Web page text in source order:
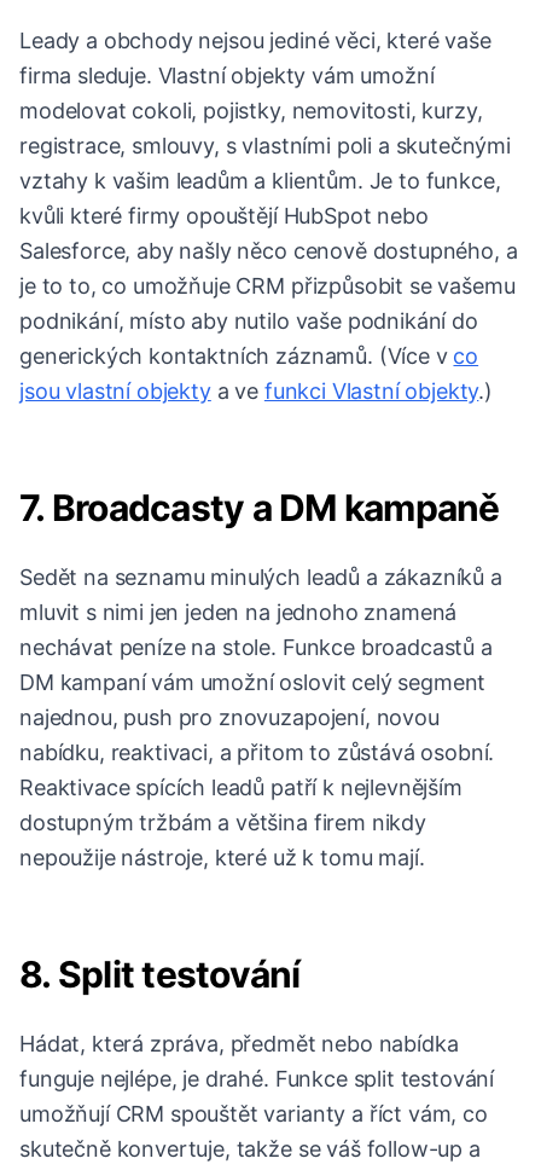
Leady a obchody nejsou jediné věci, které vaše
firma sleduje. Vlastní objekty vám umožní
modelovat cokoli, pojistky, nemovitosti, kurzy,
registrace, smlouvy, s vlastními poli a skutečnými
vztahy k vašim leadům a klientům. Je to funkce,
kvůli které firmy opouštějí HubSpot nebo
Salesforce, aby našly něco cenově dostupného, a
je to to, co umožňuje CRM přizpůsobit se vašemu
podnikání, místo aby nutilo vaše podnikání do
generických kontaktních záznamů. (Více v co
jsou vlastní objektya ve funkci Vlastní objekty.)
7. Broadcasty a DM kampaně
Sedět na seznamu minulých leadů a zákazníků a
mluvit s nimi jen jeden na jednoho znamená
nechávat peníze na stole. Funkce broadcastů a
DM kampaní vám umožní oslovit celý segment
najednou, push pro znovuzapojení, novou
nabídku, reaktivaci, a přitom to zůstává osobní.
Reaktivace spících leadů patří k nejlevnějším
dostupným tržbám a většina firem nikdy
nepoužije nástroje, které už k tomu mají.
8. Split testování
Hádat, která zpráva, předmět nebo nabídka
funguje nejlépe, je drahé. Funkce split testování
umožňují CRM spouštět varianty a říct vám, co
skutečně konvertuje, takže se váš follow-up a